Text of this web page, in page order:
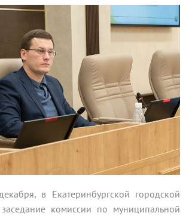
в Екатеринбургской городской
комиссии по муниципальной